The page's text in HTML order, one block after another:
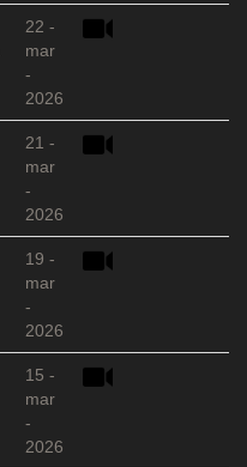
22 -
mar
-
2026
21 -
mar
-
2026
19 -
mar
-
2026
15 -
mar
-
2026